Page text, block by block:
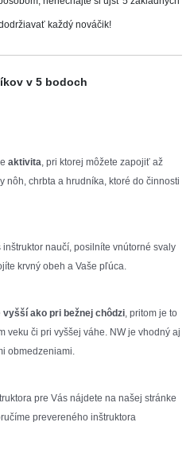
každý nováčik!
v 5 bodoch
aktivita , pri ktorej môžete zapojiť až
nôh, chrbta a hrudníka, ktoré do činnosti
inštruktor naučí, posilníte vnútorné svaly
krvný obeh a Vaše pľúca.
vyšší ako pri bežnej chôdzi , pritom je to
veku či pri vyššej váhe. NW je vhodný aj
obmedzeniami.
pre Vás nájdete na našej stránke
prevereného inštruktora